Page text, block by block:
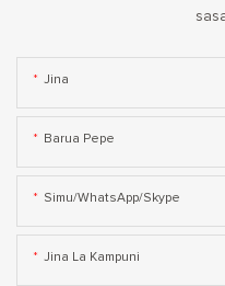
Jina
Barua Pepe
Simu/WhatsApp/Skype
Jina La Kampuni